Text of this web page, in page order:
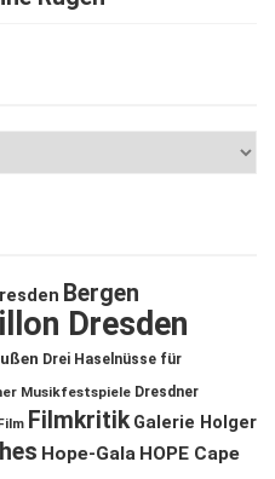
Bergen
Dresden
Drei Haselnüsse für
Musikfestspiele Dresdner
Filmkritik Galerie Holger
Hope-Gala HOPE Cape